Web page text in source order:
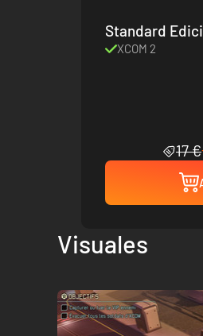
Standard
XCOM 2
17 €
Visuales